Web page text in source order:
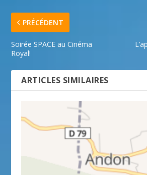
PRÉCÉDENT
Soirée SPACE au Cinéma
Royal!
ARTICLES SIMILAIRES